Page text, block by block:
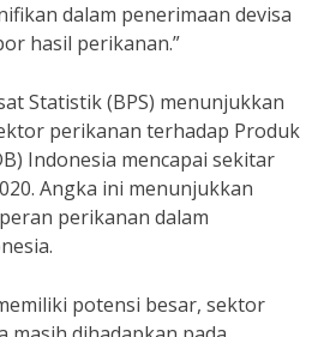
dalam penerimaan devisa
hasil perikanan.”
Statistik (BPS) menunjukkan
perikanan terhadap Produk
Indonesia mencapai sekitar
Angka ini menunjukkan
perikanan dalam
potensi besar, sektor